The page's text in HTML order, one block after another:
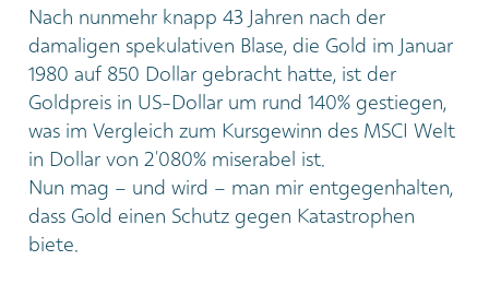
Nach nunmehr knapp 43 Jahren nach der
damaligen spekulativen Blase, die Gold im Januar
1980 auf 850 Dollar gebracht hatte, ist der
Goldpreis in US-Dollar um rund 140% gestiegen,
was im Vergleich zum Kursgewinn des MSCI Welt
in Dollar von 2’080% miserabel ist.
Nun mag – und wird – man mir entgegenhalten,
dass Gold einen Schutz gegen Katastrophen
biete.